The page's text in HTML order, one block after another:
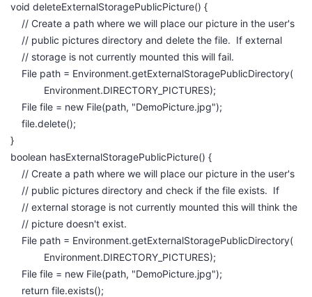
void deleteExternalStoragePublicPicture() {
// Create a path where we will place our picture in the user's
// public pictures directory and delete the file. If external
// storage is not currently mounted this will fail.
File path = Environment.getExternalStoragePublicDirectory(
Environment.DIRECTORY_PICTURES);
File file = new File(path, "DemoPicture.jpg");
file.delete();
}
boolean hasExternalStoragePublicPicture() {
// Create a path where we will place our picture in the user's
// public pictures directory and check if the file exists. If
// external storage is not currently mounted this will think the
// picture doesn't exist.
File path = Environment.getExternalStoragePublicDirectory(
Environment.DIRECTORY_PICTURES);
File file = new File(path, "DemoPicture.jpg");
return file.exists();